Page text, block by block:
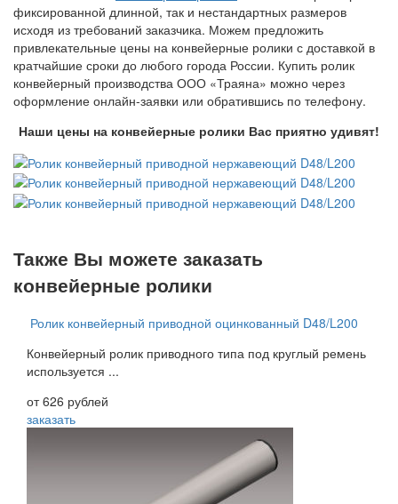
фиксированной длинной, так и нестандартных размеров
исходя из требований заказчика. Можем предложить
привлекательные цены на конвейерные ролики с доставкой в
кратчайшие сроки до любого города России. Купить ролик
конвейерный производства ООО «Траяна» можно через
оформление онлайн-заявки или обратившись по телефону.
Наши цены на конвейерные ролики Вас приятно удивят!
Также Вы можете заказать
конвейерные ролики
Ролик конвейерный приводной оцинкованный D48/L200
Конвейерный ролик приводного типа под круглый ремень
используется ...
от 626 рублей
заказать